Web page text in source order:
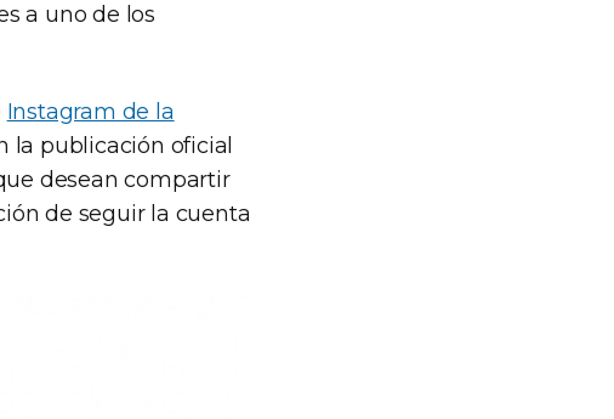
a uno de los
Instagram de la
la publicación oficial
desean compartir
de seguir la cuenta